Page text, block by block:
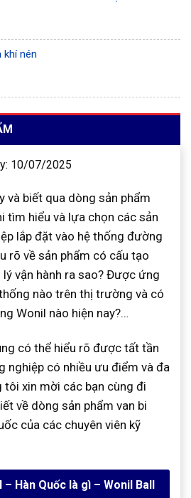
khí nén
10/07/2025
và biết qua dòng sản phẩm
tìm hiểu và lựa chọn các sản
lắp đặt vào hệ thống đường
rõ về sản phẩm có cấu tạo
lý vận hành ra sao? Được ứng
nào trên thị trường và có
Wonil nào hiện nay?…
có thể hiểu rõ được tất tần
nghiệp có nhiều ưu điểm và đa
tôi xin mời các bạn cùng đi
về dòng sản phẩm van bi
của các chuyên viên kỹ
– Hàn Quốc là gì – Wonil Ball